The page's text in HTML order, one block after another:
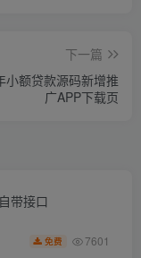
下一篇
小额贷款源码新增推
广APP下载页
带接口
免费 7601